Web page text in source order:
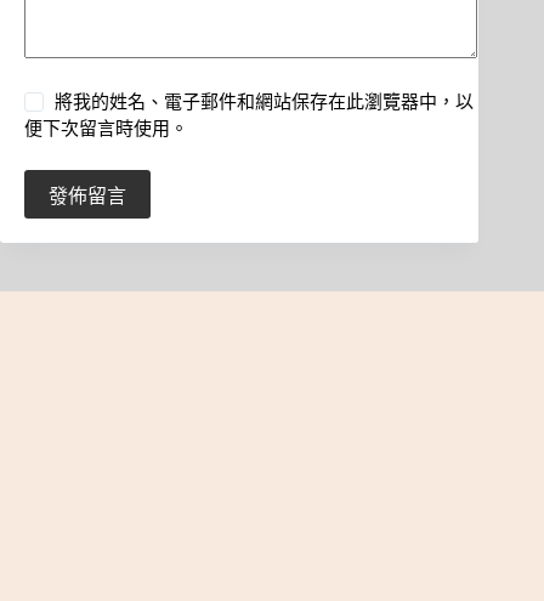
將我的姓名、電子郵件和網站保存在此瀏覽器中，以
便下次留言時使用。
發佈留言